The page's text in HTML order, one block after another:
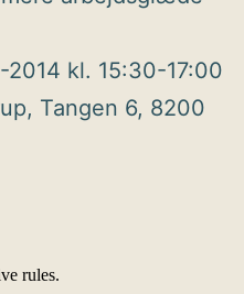
2014 kl. 15:30-17:00
Tangen 6, 8200